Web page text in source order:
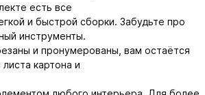
есть все
и быстрой сборки. Забудьте про
инструменты.
и пронумерованы, вам остаётся
картона и